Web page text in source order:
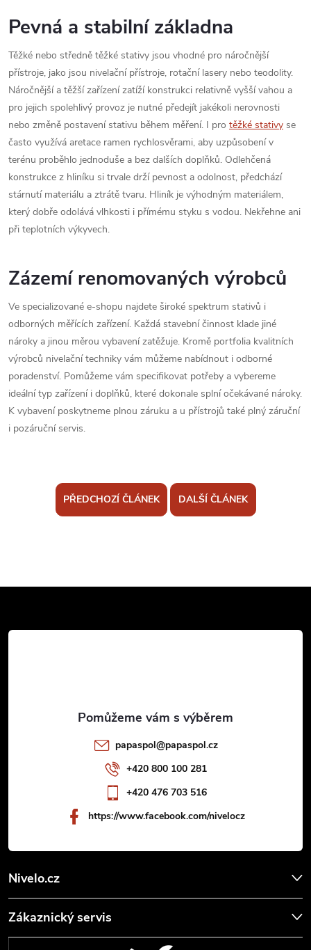
Pevná a stabilní základna
Těžké nebo středně těžké stativy jsou vhodné pro náročnější
přístroje, jako jsou nivelační přístroje, rotační lasery nebo teodolity.
Náročnější a těžší zařízení zatíží konstrukci relativně vyšší vahou a
pro jejich spolehlivý provoz je nutné předejít jakékoli nerovnosti
nebo změně postavení stativu během měření. I pro těžké stativy se
často využívá aretace ramen rychlosvěrami, aby uzpůsobení v
terénu proběhlo jednoduše a bez dalších doplňků. Odlehčená
konstrukce z hliníku si trvale drží pevnost a odolnost, předchází
stárnutí materiálu a ztrátě tvaru. Hliník je výhodným materiálem,
který dobře odolává vlhkosti i přímému styku s vodou. Nekřehne ani
při teplotních výkyvech.
Zázemí renomovaných výrobců
Ve specializované e-shopu najdete široké spektrum stativů i
odborných měřících zařízení. Každá stavební činnost klade jiné
nároky a jinou měrou vybavení zatěžuje. Kromě portfolia kvalitních
výrobců nivelační techniky vám můžeme nabídnout i odborné
poradenství. Pomůžeme vám specifikovat potřeby a vybereme
ideální typ zařízení i doplňků, které dokonale splní očekávané nároky.
K vybavení poskytneme plnou záruku a u přístrojů také plný záruční
i pozáruční servis.
PŘEDCHOZÍ ČLÁNEK DALŠÍ ČLÁNEK
á
Nivelo.cz
Zákaznický servis
papaspol@papaspol.cz
+420 800 100 281
+420 476 703 516
https://www.facebook.com/nivelocz